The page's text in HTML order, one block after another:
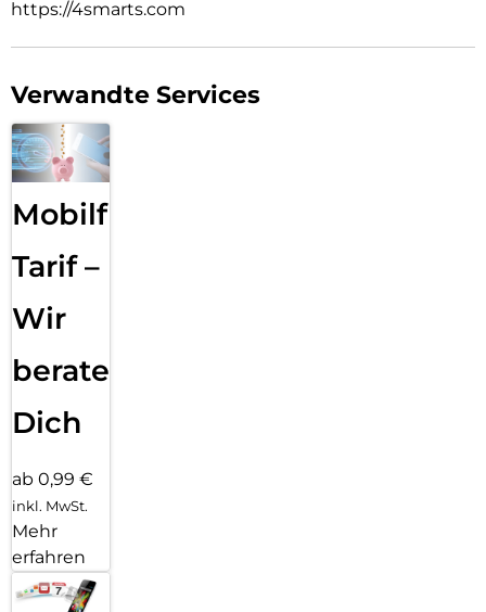
https://4smarts.com
Verwandte Services
Mobilfunk
Tarif –
Wir
beraten
Dich
ab 0,99 €
inkl. MwSt.
Mehr
erfahren